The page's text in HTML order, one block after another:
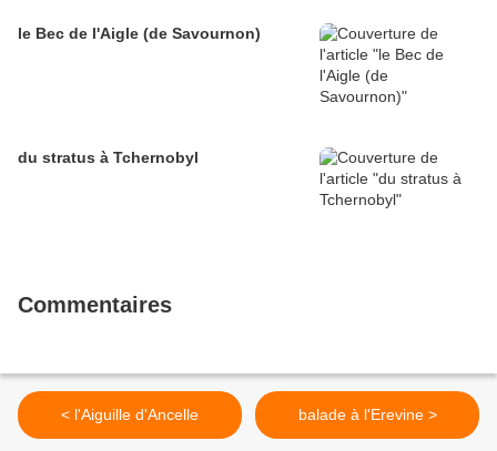
le Bec de l'Aigle (de Savournon)
du stratus à Tchernobyl
Commentaires
< l'Aiguille d'Ancelle balade à l'Erevine >